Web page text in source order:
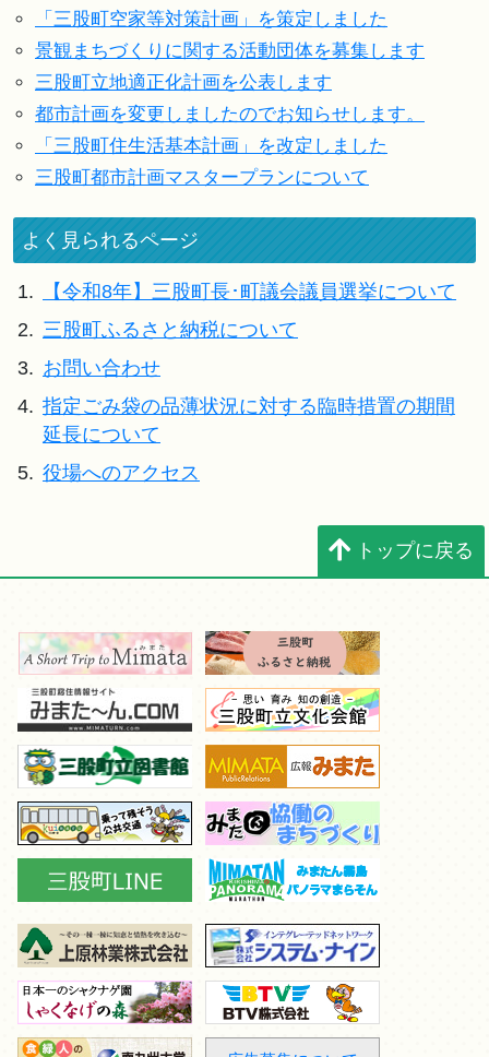
「三股町空家等対策計画」を策定しました
景観まちづくりに関する活動団体を募集します
三股町立地適正化計画を公表します
都市計画を変更しましたのでお知らせします。
「三股町住生活基本計画」を改定しました
三股町都市計画マスタープランについて
よく見られるページ
1.
【令和8年】三股町長･町議会議員選挙について
2. 三股町ふるさと納税について
3. お問い合わせ
4. 指定ごみ袋の品薄状況に対する臨時措置の期間
延長について
5. 役場へのアクセス
トップに戻る